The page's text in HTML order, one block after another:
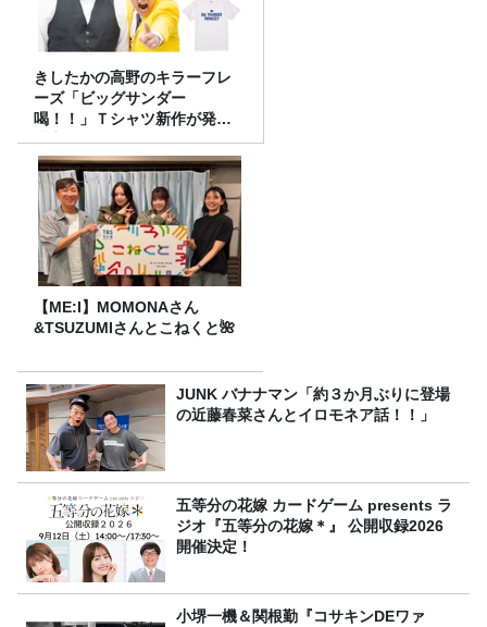
きしたかの高野のキラーフレ
ーズ「ビッグサンダー
喝！！」Ｔシャツ新作が発売
決定！
【ME:I】MOMONAさん
&TSUZUMIさんとこねくと🌺
JUNK バナナマン「約３か月ぶりに登場
の近藤春菜さんとイロモネア話！！」
五等分の花嫁 カードゲーム presents ラ
ジオ『五等分の花嫁＊』 公開収録2026
開催決定！
小堺一機＆関根勤『コサキンDEワァ